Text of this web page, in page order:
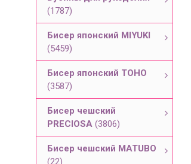
(1787)
Бисер японский MIYUKI
(5459)
Бисер японский TOHO
(3587)
Бисер чешский
PRECIOSA (3806)
Бисер чешский MATUBO
(22)